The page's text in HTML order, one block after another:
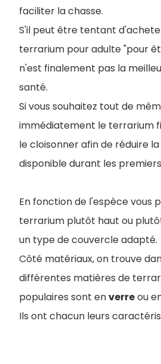
faciliter la chasse.
S'il peut être tentant
terrarium pour adulte "pour
n'est finalement pas la
santé.
Si vous souhaitez tout de
immédiatement le terrarium
le cloisonner afin de réduire
disponible durant les
En fonction de l'espèce vous
terrarium plutôt haut ou
un type de couvercle adapté.
Côté matériaux, on trouve
différentes matières de
populaires sont enverreou
Ils ont chacun leurs